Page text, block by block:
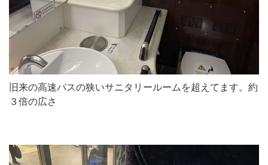
旧来の高速バスの狭いサニタリールームを超えてます。約
３倍の広さ